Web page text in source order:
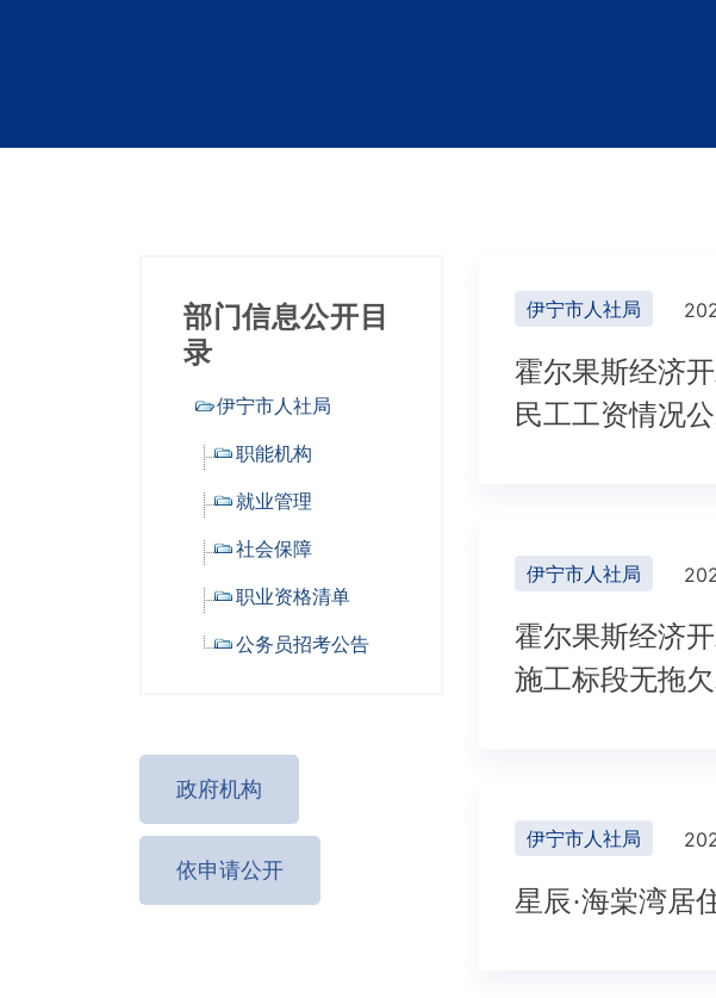
部门信息公开目
录
伊宁市人社局
职能机构
就业管理
社会保障
职业资格清单
公务员招考公告
政府机构
依申请公开
伊宁市人社局
霍尔果斯经济
民工工资情况
伊宁市人社局
霍尔果斯经济
施工标段无拖
伊宁市人社局
星辰·海棠湾居